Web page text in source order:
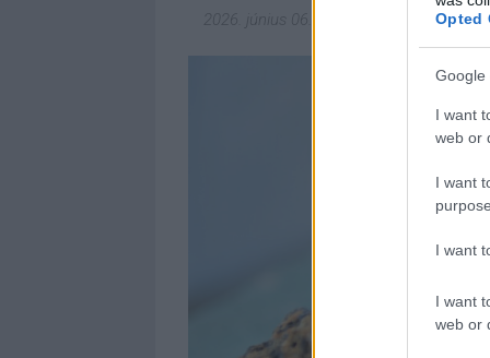
Opted
Google
I want
web or
I want
I want
I want
web or
2026. június 06.